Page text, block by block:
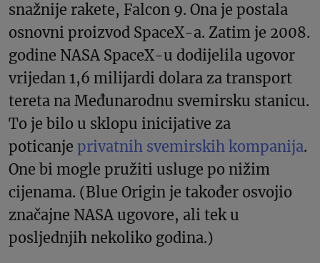
snažnije rakete, Falcon 9. Ona je postala
osnovni proizvod SpaceX-a. Zatim je 2008.
godine NASA SpaceX-u dodijelila ugovor
vrijedan 1,6 milijardi dolara za transport
tereta na Međunarodnu svemirsku stanicu.
To je bilo u sklopu inicijative za
poticanje privatnih svemirskih kompanija.
One bi mogle pružiti usluge po nižim
cijenama. (Blue Origin je također osvojio
značajne NASA ugovore, ali tek u
posljednjih nekoliko godina.)